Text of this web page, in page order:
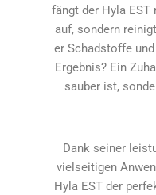
fängt der Hyla EST
auf, sondern
er Schadstoffe
Ergebnis? Ein
sauber ist,
Dank seiner
vielseitigen
Hyla EST der